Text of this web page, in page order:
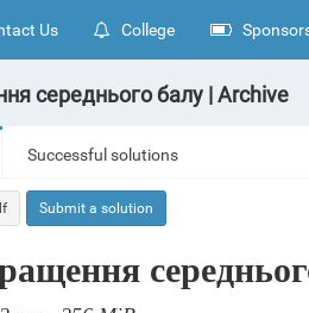
Us College
середнього балу | Archive
Successful solutions
Submit a solution